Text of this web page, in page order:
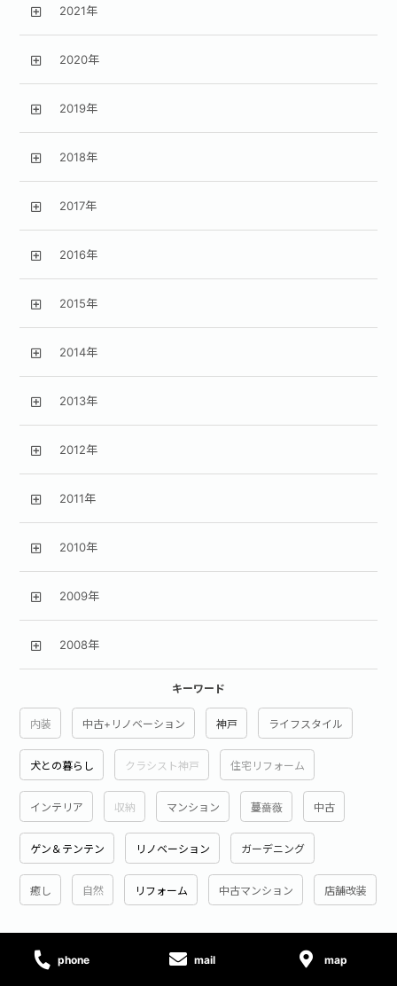
2021年
2020年
2019年
2018年
2017年
2016年
2015年
2014年
2013年
2012年
2011年
2010年
2009年
2008年
キーワード
内装 中古+リノベーション 神戸 ライフスタイル
犬との暮らし クラシスト神戸 住宅リフォーム
インテリア 収納 マンション 蔓薔薇 中古
ゲン＆テンテン リノベーション ガーデニング
癒し 自然 リフォーム 中古マンション 店舗改装
phone mail map